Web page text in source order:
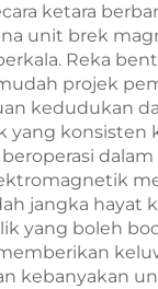
ketara
unit brek
Reka
projek
kedudukan
yang
beroperasi
jangka hayat
yang boleh
kebanyakan